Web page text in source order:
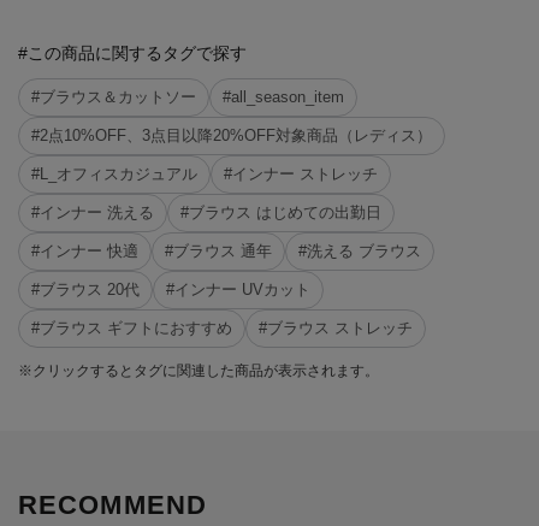
#この商品に関するタグで探す
#ブラウス＆カットソー #all_season_item
#2点10%OFF、3点目以降20%OFF対象商品（レディス）
#L_オフィスカジュアル #インナー ストレッチ
#インナー 洗える #ブラウス はじめての出勤日
#インナー 快適 #ブラウス 通年 #洗える ブラウス
#ブラウス 20代 #インナー UVカット
#ブラウス ギフトにおすすめ #ブラウス ストレッチ
※クリックするとタグに関連した商品が表示されます。
RECOMMEND